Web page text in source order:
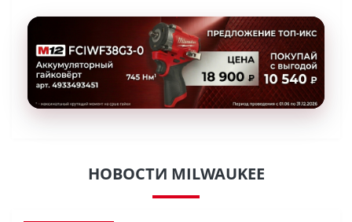
НОВОСТИ MILWAUKEE